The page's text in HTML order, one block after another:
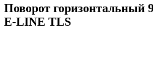
Поворот горизонтальный
E-LINE TLS